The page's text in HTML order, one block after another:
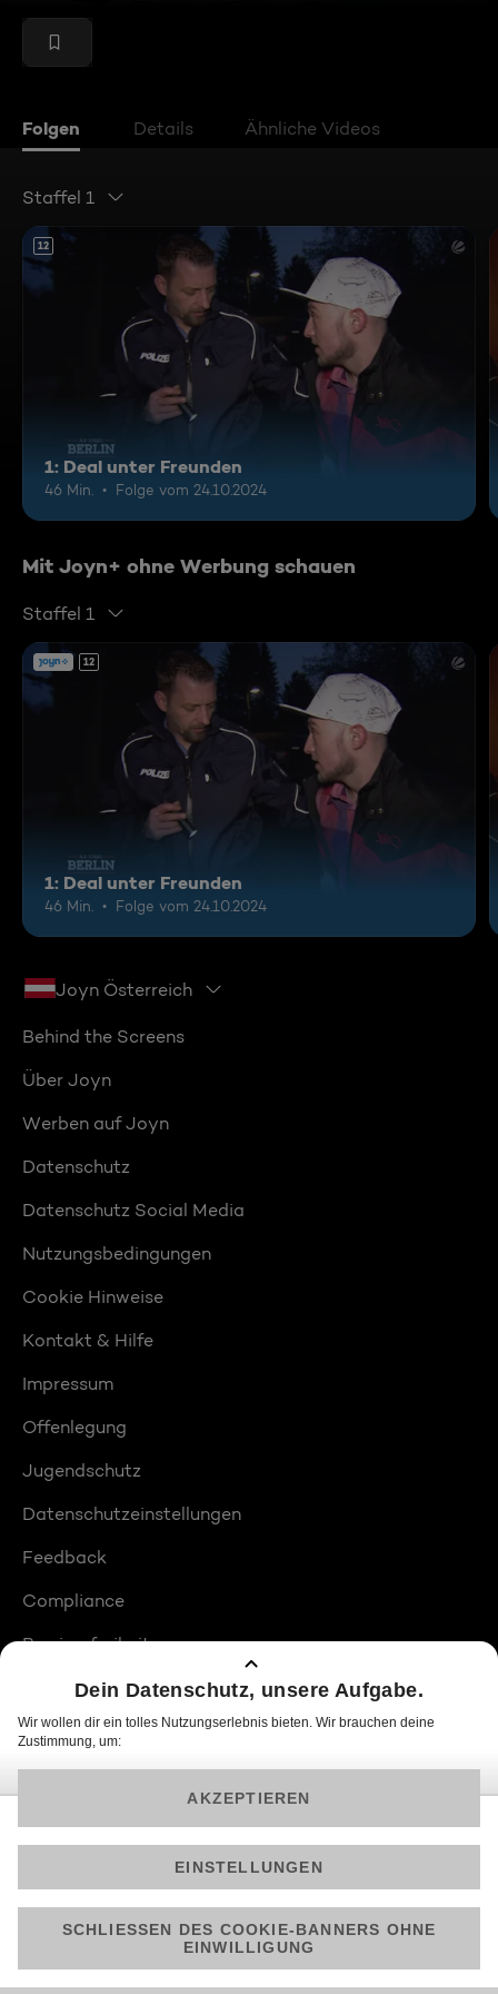
Folgen Details Ähnliche Videos
Staffel 1
12
1: Deal unter Freunden
46 Min. Folge vom 24.10.2024
Mit Joyn+ ohne Werbung schauen
Staffel 1
12
1: Deal unter Freunden
46 Min. Folge vom 24.10.2024
Joyn Österreich
Behind the Screens
Über Joyn
Werben auf Joyn
Datenschutz
Datenschutz Social Media
Nutzungsbedingungen
Cookie Hinweise
Kontakt & Hilfe
Impressum
Offenlegung
Jugendschutz
Datenschutzeinstellungen
Feedback
Compliance
Barrierefreiheit
Produktplatzierungen